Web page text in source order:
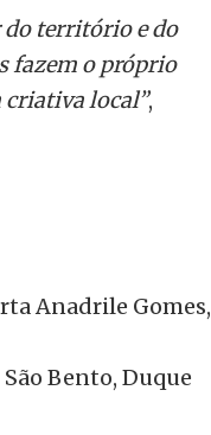
território e do
fazem o próprio
criativa local”,
Anadrile Gomes,
Bento, Duque